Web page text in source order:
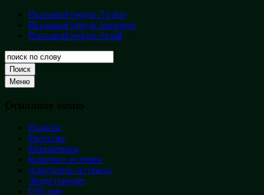
Перейти
содержимому
Пыльный
чердак
Творческая
кладовая
Пыльный чердак Twitter
Пыльный чердак Instagram
Пыльный чердак Email
Поиск
Меню
Основное меню
Главная
Рассказы
Миниатюры
Короткие истории
Аэропорты и города
Люди говорят
Обо мне